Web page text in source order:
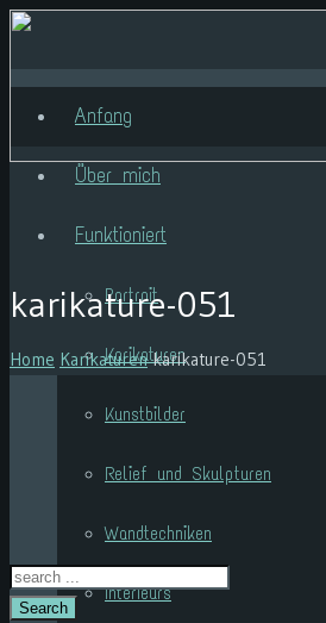
Anfang
Über mich
Funktioniert
Portrait
Karikaturen
Kunstbilder
Relief und Skulpturen
Wandtechniken
Interieurs
karikature-051
Home Karikaturen karikature-051
Search